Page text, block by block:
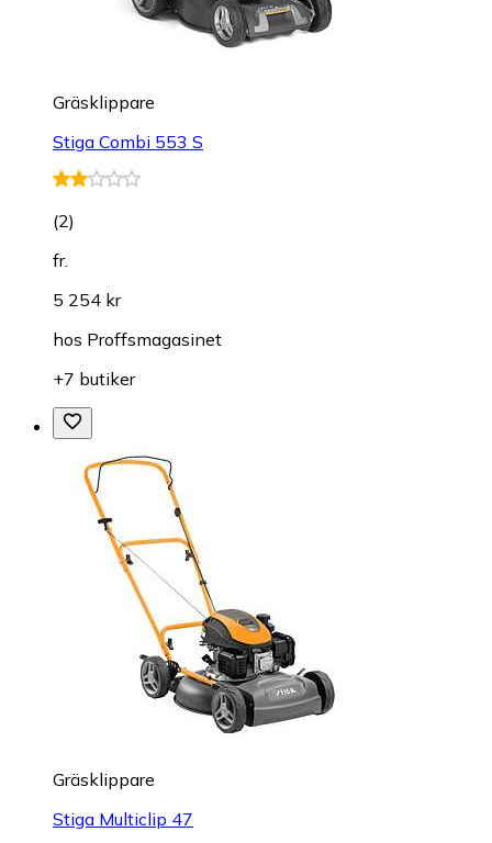
Gräsklippare
Stiga Combi 553 S
(2)
fr.
5 254 kr
hos Proffsmagasinet
+7 butiker
Gräsklippare
Stiga Multiclip 47